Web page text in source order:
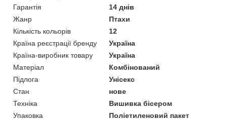
Гарантія
14 днів
Жанр
Птахи
Кількість кольорів
12
Країна реєстрації бренду
Україна
Країна-виробник товару
Україна
Матеріал
Комбінований
Підлога
Унісекс
Стан
нове
Техніка
Вишивка бісером
Упаковка
Поліетиленовий пакет